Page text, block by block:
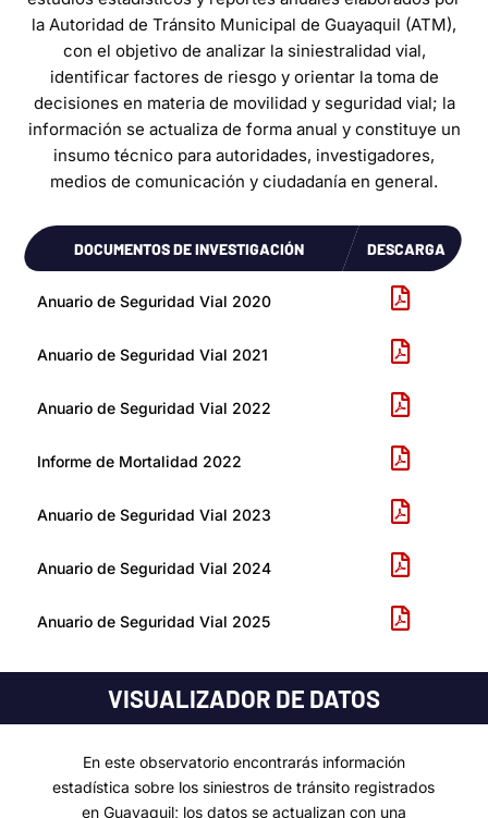
la Autoridad de Tránsito Municipal de Guayaquil (ATM),
con el objetivo de analizar la siniestralidad vial,
identificar factores de riesgo y orientar la toma de
decisiones en materia de movilidad y seguridad vial; la
información se actualiza de forma anual y constituye un
insumo técnico para autoridades, investigadores,
medios de comunicación y ciudadanía en general.
DOCUMENTOS DE INVESTIGACIÓN DESCARGA
Anuario de Seguridad Vial 2020
Anuario de Seguridad Vial 2021
Anuario de Seguridad Vial 2022
Informe de Mortalidad 2022
Anuario de Seguridad Vial 2023
Anuario de Seguridad Vial 2024
Anuario de Seguridad Vial 2025
VISUALIZADOR DE DATOS
En este observatorio encontrarás información
estadística sobre los siniestros de tránsito registrados
en Guayaquil; los datos se actualizan con una